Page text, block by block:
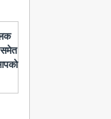
समेत